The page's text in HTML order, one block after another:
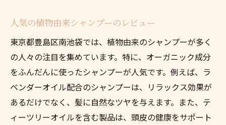
人気の植物由来シャンプーのレビュー
東京都豊島区南池袋では、植物由来のシャンプーが多く
の人々の注目を集めています。特に、オーガニック成分
をふんだんに使ったシャンプーが人気です。例えば、ラ
ベンダーオイル配合のシャンプーは、リラックス効果が
あるだけでなく、髪に自然なツヤを与えます。また、テ
ィーツリーオイルを含む製品は、頭皮の健康をサポート